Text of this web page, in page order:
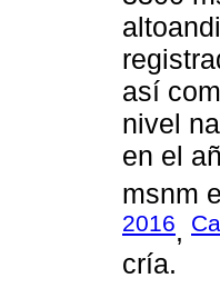
así
nivel
en el
msnm
2016,
cría.